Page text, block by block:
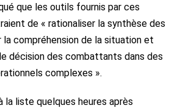
que les outils fournis par ces
de « rationaliser la synthèse des
la compréhension de la situation et
décision des combattants dans des
complexes ».
la liste quelques heures après